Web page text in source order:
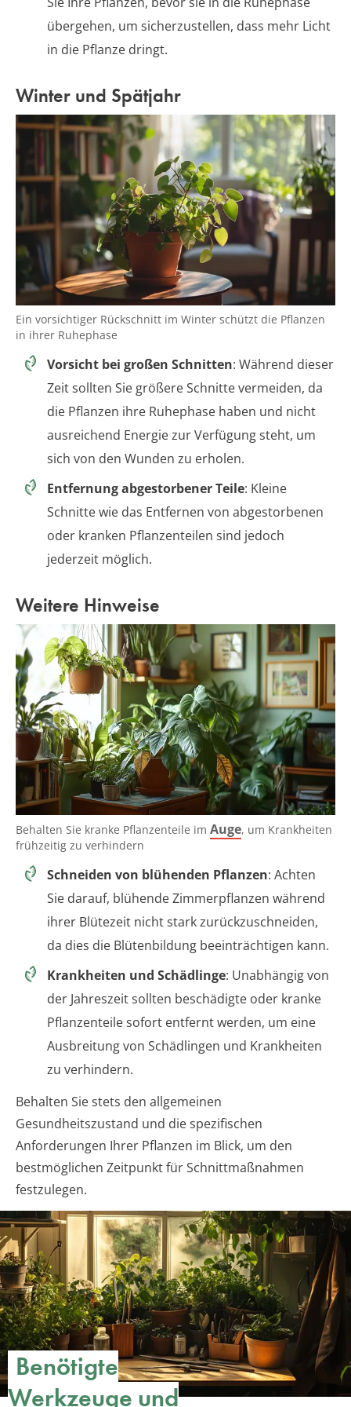
übergehen, um sicherzustellen, dass mehr Licht
in die Pflanze dringt.
Winter und Spätjahr
Ein vorsichtiger Rückschnitt im Winter schützt die Pflanzen
in ihrer Ruhephase
Vorsicht bei großen Schnitten: Während dieser
Zeit sollten Sie größere Schnitte vermeiden, da
die Pflanzen ihre Ruhephase haben und nicht
ausreichend Energie zur Verfügung steht, um
sich von den Wunden zu erholen.
Entfernung abgestorbener Teile: Kleine
Schnitte wie das Entfernen von abgestorbenen
oder kranken Pflanzenteilen sind jedoch
jederzeit möglich.
Weitere Hinweise
Behalten Sie kranke Pflanzenteile im Auge, um Krankheiten
frühzeitig zu verhindern
Schneiden von blühenden Pflanzen: Achten
Sie darauf, blühende Zimmerpflanzen während
ihrer Blütezeit nicht stark zurückzuschneiden,
da dies die Blütenbildung beeinträchtigen kann.
Krankheiten und Schädlinge: Unabhängig von
der Jahreszeit sollten beschädigte oder kranke
Pflanzenteile sofort entfernt werden, um eine
Ausbreitung von Schädlingen und Krankheiten
zu verhindern.
Behalten Sie stets den allgemeinen
Gesundheitszustand und die spezifischen
Anforderungen Ihrer Pflanzen im Blick, um den
bestmöglichen Zeitpunkt für Schnittmaßnahmen
festzulegen.
Benötigte
Werkzeuge und